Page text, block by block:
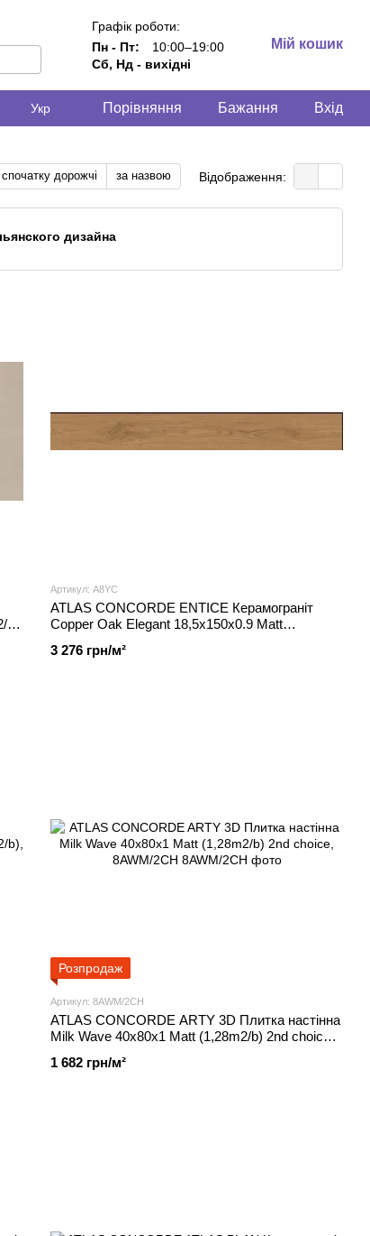
Графік роботи:
Пн - Пт:
10:00–19:00
Сб, Нд - вихідні
Мій кошик
Укр Порівняння Бажання Вхід
спочатку дорожчі за назвою Відображення:
дизайна
b),
Артикул: A8YC
ATLAS CONCORDE ENTICE Керамограніт
Copper Oak Elegant 18,5x150x0.9 Matt
3 276 грн/м²
Розпродаж
Артикул: 8AWM/2CH
ATLAS CONCORDE ARTY 3D Плитка настінна
Milk Wave 40x80x1 Matt (1,28m2/b) 2nd choice,
1 682 грн/м²